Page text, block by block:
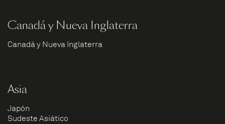
Canadá y Nueva Inglaterra
Canadá y Nueva Inglaterra
Asia
Japón
Sudeste Asiático